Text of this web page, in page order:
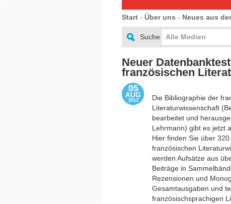
Start - Über uns - Neues aus
Suche Alle Medien
Neuer
französischen
05
AUG
2013
Die Bibliographie der
Literaturwissenschaft
bearbeitet und
Lehrmann) gibt es jetzt
Hier finden Sie über
französischen
werden Aufsätze aus
Beiträge in
Rezensionen und
Gesamtausgaben und
französischsprachigen